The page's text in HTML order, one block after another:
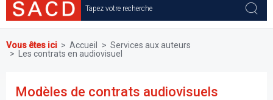
Vous êtes ici Accueil
Services aux auteurs
Les contrats en audiovisuel
Modèles de contrats audiovisuels